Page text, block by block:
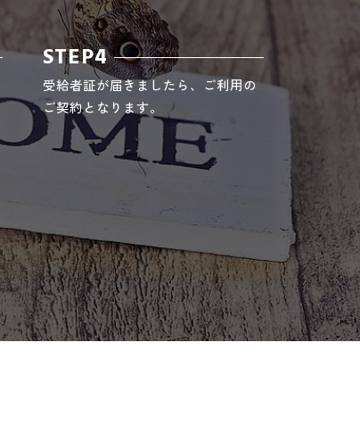
STEP4
受給者証が届きましたら、ご利用の
ご契約となります。